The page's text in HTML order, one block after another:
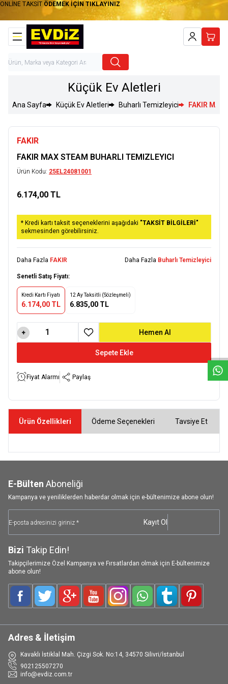
ONLİNE TAKSİT ÖDEMEK İÇİN TIKLAYINIZ
Hesabım
Küçük Ev Aletleri
Ana Sayfa Küçük Ev Aletleri Buharlı Temizleyici FAKIR
FAKIR
FAKIR MAX STEAM BUHARLI TEMIZLEYICI
Ürün Kodu: 25EL24081001
6.174,00 TL
* Kredi kartı taksit seçeneklerini aşağıdaki "TAKSİT BİLGİLERİ"
sekmesinden görebilirsiniz.
Daha Fazla FAKIR Daha Fazla Buharlı Temizleyici
Senetli Satış Fiyatı:
Kredi Kartı Fiyatı
6.174,00 TL
12 Ay Taksitli (Sözleşmeli)
6.835,00 TL
Sepete Ekle
Hemen Al
Favoriye Ekle
Fiyat Alarmı Paylaş
Ürün Özellikleri Ödeme Seçenekleri Tavsiye Et
E-Bülten Aboneliği
Kampanya ve yeniliklerden haberdar olmak için e-bültenimize abone olun!
Kayıt Ol
Bizi Takip Edin!
Takipçilerimize Özel Kampanya ve Fırsatlardan olmak için E-bültenimize
abone olun!
FacebookTwitterGoogle-PlusYoutubeInstagramWhatsAppTumblrPinterest
Adres & İletişim
Kavaklı İstiklal Mah. Çizgi Sok. No:14, 34570 Silivri/İstanbul
902125507270
info@evdiz.com.tr